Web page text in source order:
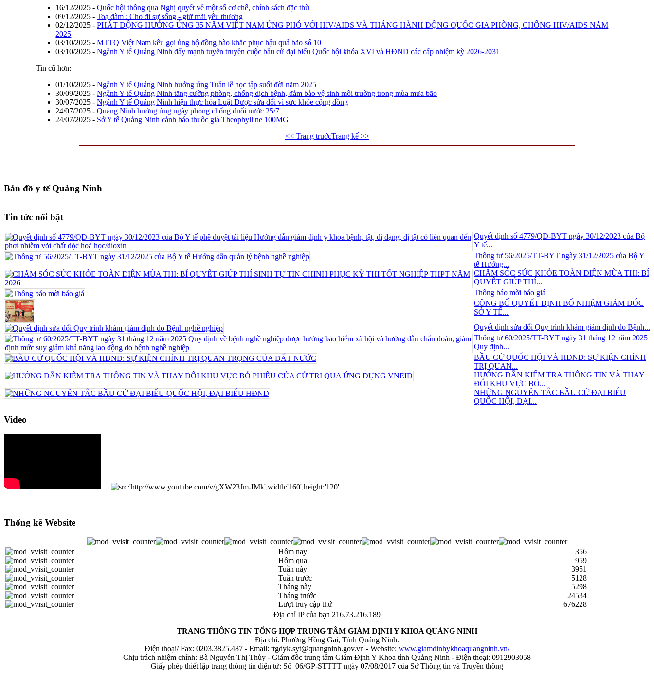
16/12/2025 -Quốc hội thông qua Nghị quyết về một số cơ chế, chính sách đặc thù
09/12/2025 -Toạ đàm : Cho đi sự sống - giữ mãi yêu thương
02/12/2025 -PHÁT ĐỘNG HƯỞNG ỨNG 35 NĂM VIỆT NAM ỨNG PHÓ VỚI HIV/AIDS VÀ THÁNG HÀNH ĐỘNG QUỐC GIA PHÒNG, CHỐNG HIV/AIDS NĂM
2025
03/10/2025 -MTTQ Việt Nam kêu gọi ủng hộ đồng bào khắc phục hậu quả bão số 10
03/10/2025 -Ngành Y tế Quảng Ninh đẩy mạnh tuyên truyền cuộc bầu cử đại biểu Quốc hội khóa XVI và HĐND các cấp nhiệm kỳ 2026-2031
Tin cũ hơn:
01/10/2025 -Ngành Y tế Quảng Ninh hưởng ứng Tuần lễ học tập suốt đời năm 2025
30/09/2025 -Ngành Y tế Quảng Ninh tăng cường phòng, chống dịch bệnh, đảm bảo vệ sinh môi trường trong mùa mưa bão
30/07/2025 -Ngành Y tế Quảng Ninh hiện thực hóa Luật Dược sửa đổi vì sức khỏe cộng đồng
24/07/2025 -Quảng Ninh hưởng ứng ngày phòng chống đuối nước 25/7
24/07/2025 - Sở Y tế Quảng Ninh cảnh báo thuốc giả Theophylline 100MG
<< Trang truớcTrang kế >>
Bản đồ y tế Quảng Ninh
Tin tức nổi bật
Quyết định số 4779/QĐ-BYT ngày 30/12/2023 của Bộ
Y tế...
Thông tư 56/2025/TT-BYT ngày 31/12/2025 của Bộ Y
tế Hướng...
CHĂM SÓC SỨC KHỎE TOÀN DIỆN MÙA THI: BÍ
QUYẾT GIÚP THÍ...
Thông báo mời báo giá
CÔNG BỐ QUYẾT ĐỊNH BỔ NHIỆM GIÁM ĐỐC
SỞ Y TẾ...
Quyết định sửa đổi Quy trình khám giám định do Bệnh...
Thông tư 60/2025/TT-BYT ngày 31 tháng 12 năm 2025
Quy định...
BẦU CỬ QUỐC HỘI VÀ HĐND: SỰ KIỆN CHÍNH
TRỊ QUAN...
HƯỚNG DẪN KIỂM TRA THÔNG TIN VÀ THAY
ĐỔI KHU VỰC BỎ...
NHỮNG NGUYÊN TẮC BẦU CỬ ĐẠI BIỂU
QUỐC HỘI, ĐẠI...
Video
Thống kê Website
Hôm nay
356
Hôm qua
959
Tuần này
3951
Tuần trước
5128
Tháng này
5298
Tháng trước
24534
Lượt truy cập thứ
676228
Địa chỉ IP của bạn 216.73.216.189
TRANG THÔNG TIN TỔNG HỢP TRUNG TÂM GIÁM ĐỊNH Y KHOA QUẢNG NINH
Địa chỉ: Phường Hồng Gai, Tỉnh Quảng Ninh.
Điện thoại/ Fax: 0203.3825.487 - Email: ttgdyk.syt@quangninh.gov.vn - Website: www.giamdinhykhoaquangninh.vn/
Chịu trách nhiệm chính: Bà Nguyễn Thị Thủy - Giám đốc trung tâm Giám Định Y Khoa tỉnh Quảng Ninh - Điện thoại: 0912903058
Giấy phép thiết lập trang thông tin điện tử: Số 06/GP-STTTT ngày 07/08/2017 của Sở Thông tin và Truyền thông